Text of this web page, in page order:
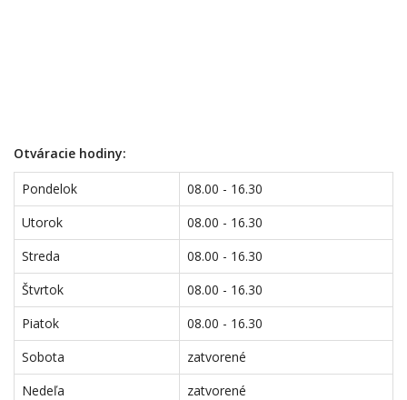
Otváracie hodiny:
Pondelok
08.00 - 16.30
Utorok
08.00 - 16.30
Streda
08.00 - 16.30
Štvrtok
08.00 - 16.30
Piatok
08.00 - 16.30
Sobota
zatvorené
Nedeľa
zatvorené